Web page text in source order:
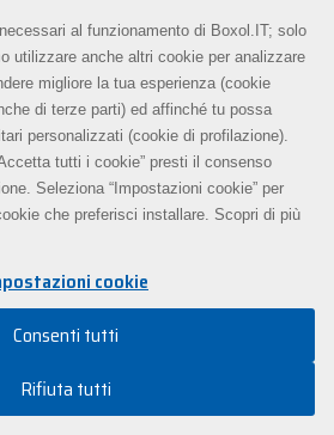
al funzionamento di Boxol.IT; solo
utilizzare anche altri cookie per analizzare
migliore la tua esperienza (cookie
di terze parti) ed affinché tu possa
personalizzati (cookie di profilazione).
tutti i cookie” presti il consenso
Seleziona “Impostazioni cookie” per
che preferisci installare. Scopri di più
cookie
Consenti tutti
Rifiuta tutti